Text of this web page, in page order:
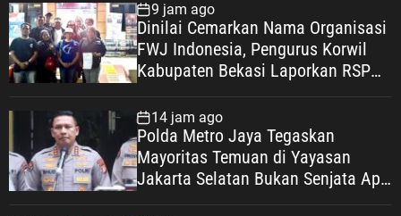
9 jam ago
Dinilai Cemarkan Nama Organisasi
FWJ Indonesia, Pengurus Korwil
Kabupaten Bekasi Laporkan RSP
14 jam ago
Polda Metro Jaya Tegaskan
Mayoritas Temuan di Yayasan
Jakarta Selatan Bukan Senjata Api,